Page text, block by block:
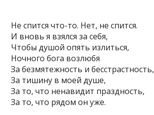
Не спится что-то. Нет, не спится.
И вновь я взялся за себя,
Чтобы душой опять излиться,
Ночного бога возлюбя
За безмятежность и бесстрастность,
За тишину в моей душе,
За то, что ненавидит праздность,
За то, что рядом он уже.